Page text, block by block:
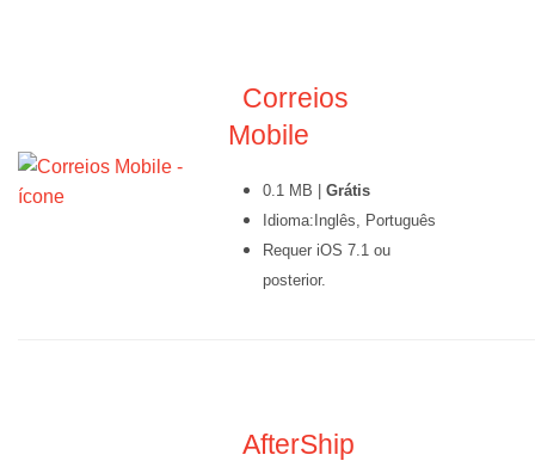
Correios
Mobile
0.1 MB | Grátis
Idioma:Inglês, Português
Requer iOS 7.1 ou
posterior.
AfterShip